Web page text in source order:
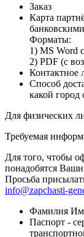
Заказ
Карта
Форматы:
1) MS Word
2) PDF (с
Контактное
Способ
какой город
Для физических
Требуемая
Для того, чтобы
понадобятся
Просьба
info@zapchasti-
Фамилия
Паспорт -